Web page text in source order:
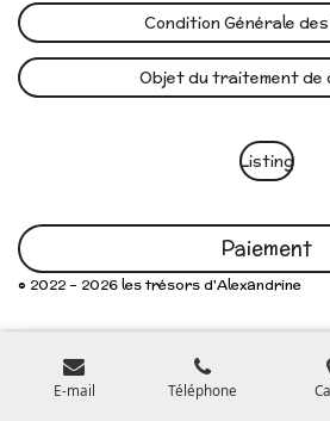
Condition Générale
Objet du traitement de
Listing
Paiement
© 2022 - 2026 les trésors d'Alexandrine
E-mail Téléphone